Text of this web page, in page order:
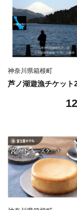
神奈川県箱根町
芦ノ湖遊漁チケット